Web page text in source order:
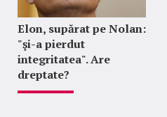
Elon, supărat pe Nolan:
"şi-a pierdut
integritatea". Are
dreptate?